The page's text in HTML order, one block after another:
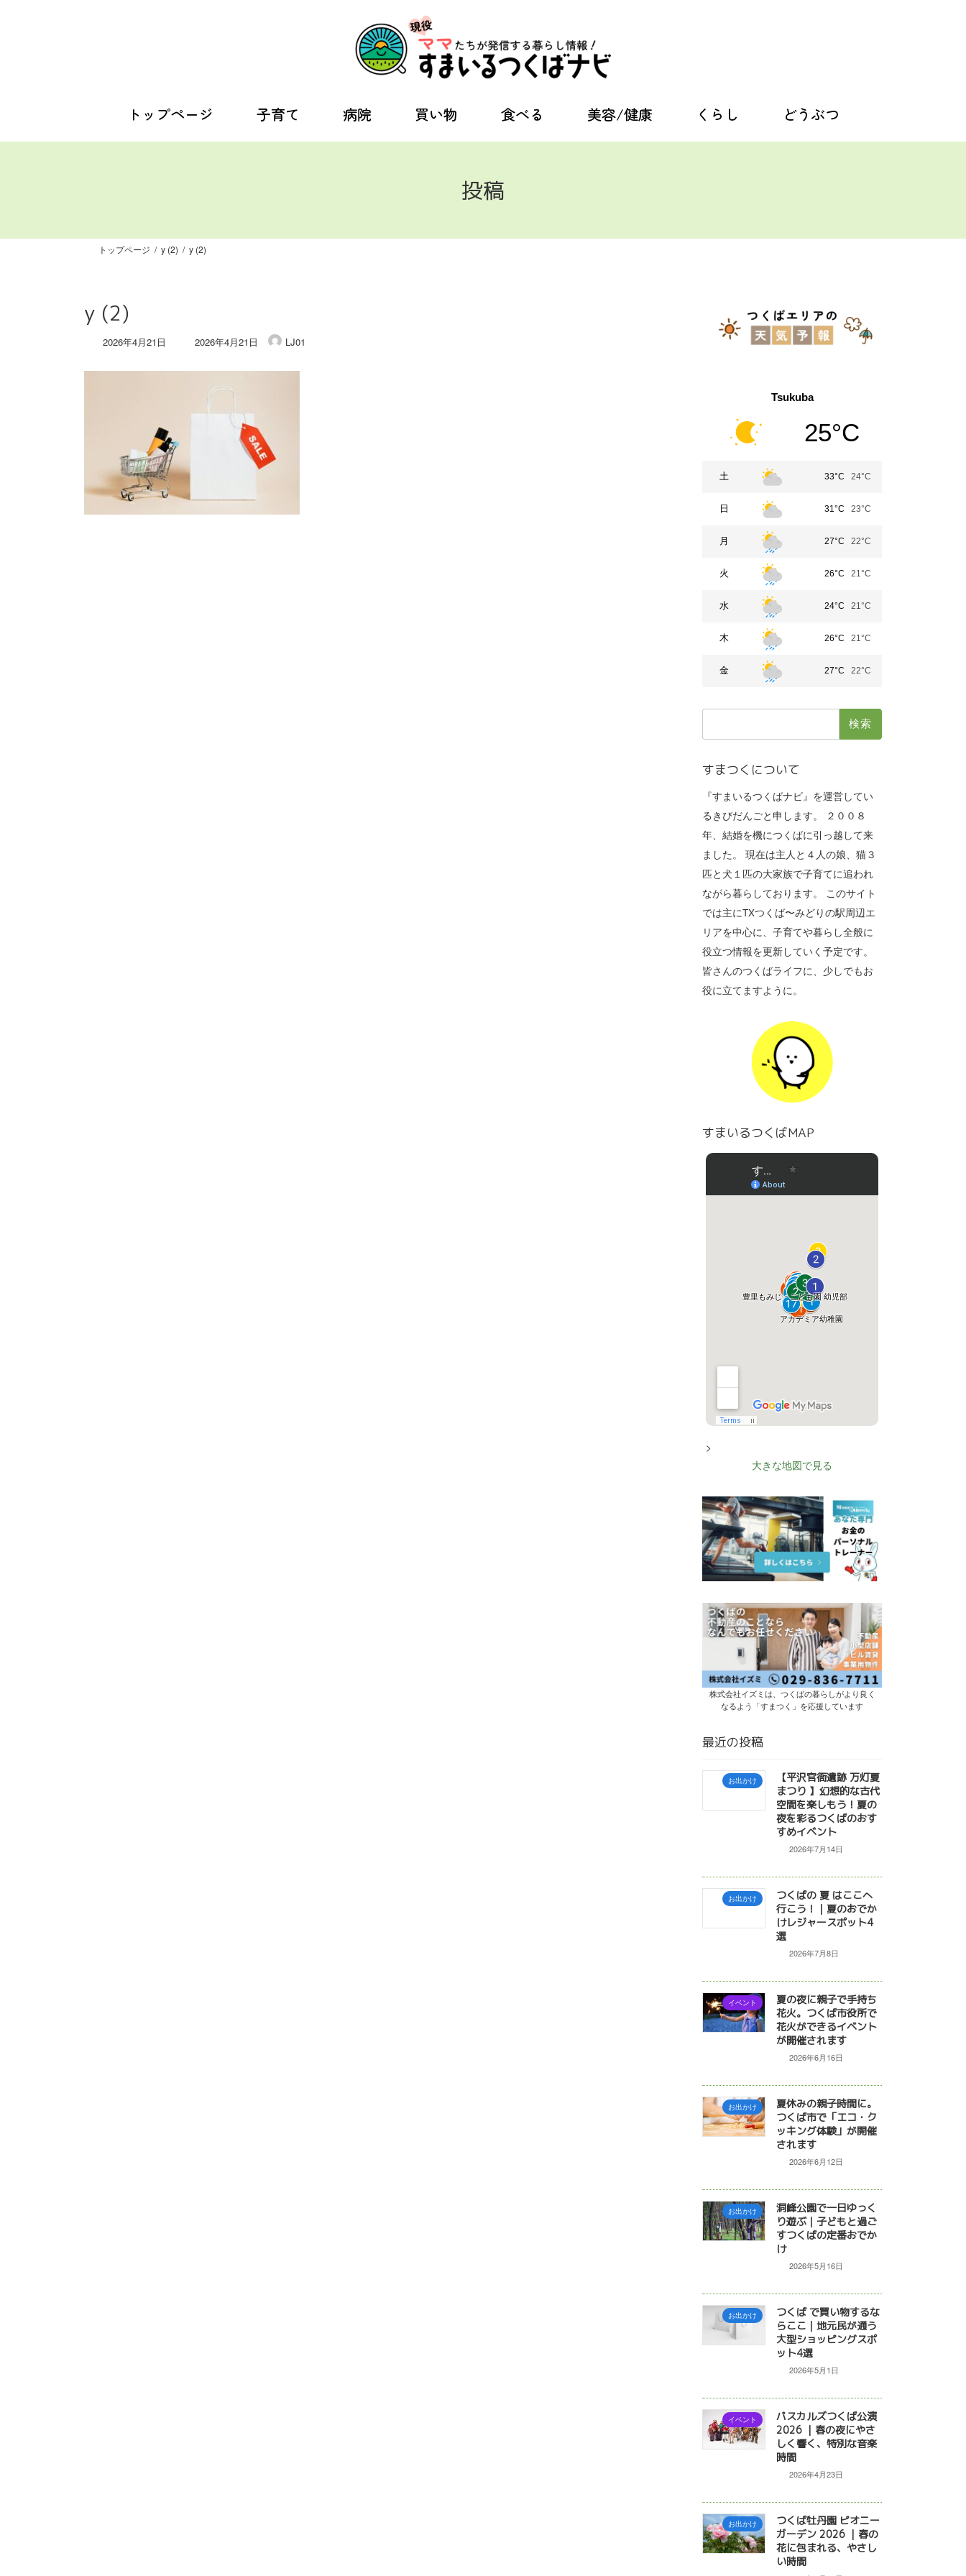
トップページ 子育て 病院 買い物 食べる 美容/健康 くらし どうぶつ
投稿
トップページ y (2) y (2)
y (2)
2026年4月21日
最
時
2026年4月21日 LJ01
Tsukuba
25°C
土 33°C 24°C
日 31°C 23°C
月 27°C 22°C
火 26°C 21°C
水 24°C 21°C
木 26°C 21°C
金 27°C 22°C
すまつくについて
『すまいるつくばナビ』を運営してい
るきびだんごと申します。 ２００８
年、結婚を機につくばに引っ越して来
ました。 現在は主人と４人の娘、猫３
匹と犬１匹の大家族で子育てに追われ
ながら暮らしております。 このサイト
では主にTXつくば〜みどりの駅周辺エ
リアを中心に、子育てや暮らし全般に
役立つ情報を更新していく予定です。
皆さんのつくばライフに、少しでもお
役に立てますように。
すまいるつくばMAP
>
大きな地図で見る
株式会社イズミは、つくばの暮らしがより良く
なるよう「すまつく」を応援しています
最近の投稿
お出かけ
【平沢官衙遺跡 万灯夏
まつり 】幻想的な古代
空間を楽しもう！夏の
夜を彩るつくばのおす
すめイベント
2026年7月14日
お出かけ
つくばの 夏 はここへ
行こう！｜夏のおでか
けレジャースポット4
選
2026年7月8日
イベント
夏の夜に親子で手持ち
花火。つくば市役所で
花火ができるイベント
が開催されます
2026年6月16日
お出かけ
夏休みの親子時間に。
つくば市で「エコ・ク
ッキング体験」が開催
されます
2026年6月12日
お出かけ
洞峰公園で一日ゆっく
り遊ぶ｜子どもと過ご
すつくばの定番おでか
け
2026年5月16日
お出かけ
つくば で買い物するな
らここ｜地元民が通う
大型ショッピングスポ
ット4選
2026年5月1日
イベント
パスカルズつくば公演
2026 ｜春の夜にやさ
しく響く、特別な音楽
時間
2026年4月23日
お出かけ
つくば牡丹園 ピオニー
ガーデン 2026 ｜春の
花に包まれる、やさし
い時間